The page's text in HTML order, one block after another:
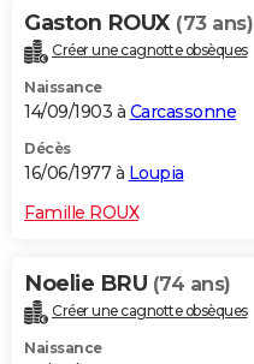
Gaston ROUX (73 ans)
Créer une cagnotte obsèques
Naissance
14/09/1903 à Carcassonne
Décès
16/06/1977 à Loupia
Famille ROUX
Noelie BRU (74 ans)
Créer une cagnotte obsèques
Naissance